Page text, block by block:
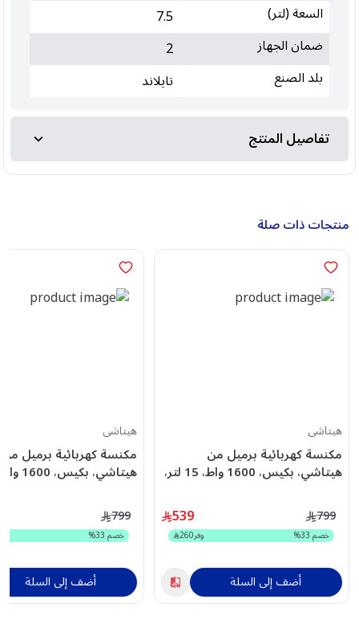
السعة (لتر)
7.5
ضمان الجهاز
2
بلد الصنع
تايلاند
تفاصيل المنتج
منتجات ذات صلة
هيتاشى
مكنسة كهربائية برميل من
هيتاشي، بكيس، 1600 واط، 15 لتر،
رمادي، CV-940YPG
539 799
خصم33
% وفر260
أضف إلى السلة
هيتاشى
مكنسة كهربائية برميل من
799
خصم 33
%
أضف إلى السلة